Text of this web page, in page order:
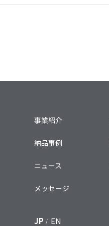
事業紹介
納品事例
ニュース
メッセージ
JP EN